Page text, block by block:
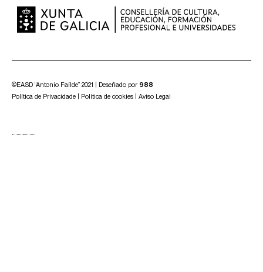
©EASD “Antonio Faílde” 2021 | Deseñado por 988
Política de Privacidade
Política de cookies Aviso Legal